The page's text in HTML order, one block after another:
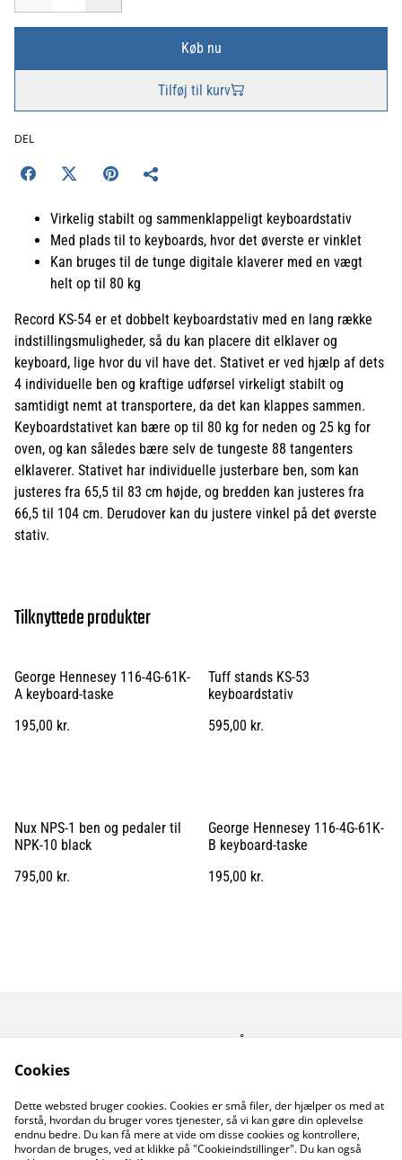
Køb nu
Tilføj til kurv
DEL
Virkelig stabilt og sammenklappeligt keyboardstativ
Med plads til to keyboards, hvor det øverste er vinklet
Kan bruges til de tunge digitale klaverer med en vægt
helt op til 80 kg
Record KS-54 er et dobbelt keyboardstativ med en lang række
indstillingsmuligheder, så du kan placere dit elklaver og
keyboard, lige hvor du vil have det. Stativet er ved hjælp af dets
4 individuelle ben og kraftige udførsel virkeligt stabilt og
samtidigt nemt at transportere, da det kan klappes sammen.
Keyboardstativet kan bære op til 80 kg for neden og 25 kg for
oven, og kan således bære selv de tungeste 88 tangenters
elklaverer. Stativet har individuelle justerbare ben, som kan
justeres fra 65,5 til 83 cm højde, og bredden kan justeres fra
66,5 til 104 cm. Derudover kan du justere vinkel på det øverste
stativ.
Tilknyttede produkter
George Hennesey 116-4G-61K-
A keyboard-taske
195,00 kr.
Tuff stands KS-53
keyboardstativ
595,00 kr.
Nux NPS-1 ben og pedaler til
NPK-10 black
795,00 kr.
George Hennesey 116-4G-61K-
B keyboard-taske
195,00 kr.
Kontakt os
Åbningstider
Cookiepolitik
Cookies
Dette websted bruger cookies. Cookies er små filer, der hjælper os med at
forstå, hvordan du bruger vores tjenester, så vi kan gøre din oplevelse
endnu bedre. Du kan få mere at vide om disse cookies og kontrollere,
hvordan de bruges, ved at klikke på "Cookieindstillinger". Du kan også